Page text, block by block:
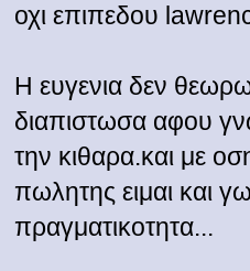
οχι επιπεδου
Η ευγενια δεν θεωρω
διαπιστωσα αφου
την κιθαρα.και με
πωλητης ειμαι και
πραγματικοτητα...